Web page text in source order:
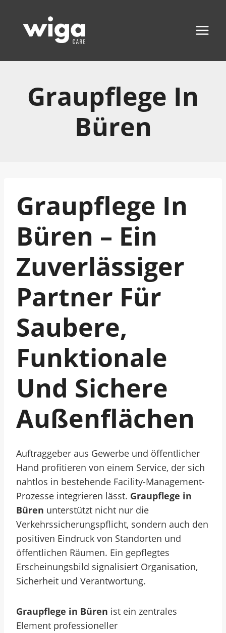
Inhalt
springen
Graupflege In
Büren
Graupflege In
Büren – Ein
Zuverlässiger
Partner Für
Saubere,
Funktionale
Und Sichere
Außenflächen
Auftraggeber aus Gewerbe und öffentlicher
Hand profitieren von einem Service, der sich
nahtlos in bestehende Facility-Management-
Prozesse integrieren lässt. Graupflege in
Büren unterstützt nicht nur die
Verkehrssicherungspflicht, sondern auch den
positiven Eindruck von Standorten und
öffentlichen Räumen. Ein gepflegtes
Erscheinungsbild signalisiert Organisation,
Sicherheit und Verantwortung.
Graupflege in Büren ist ein zentrales
Element professioneller